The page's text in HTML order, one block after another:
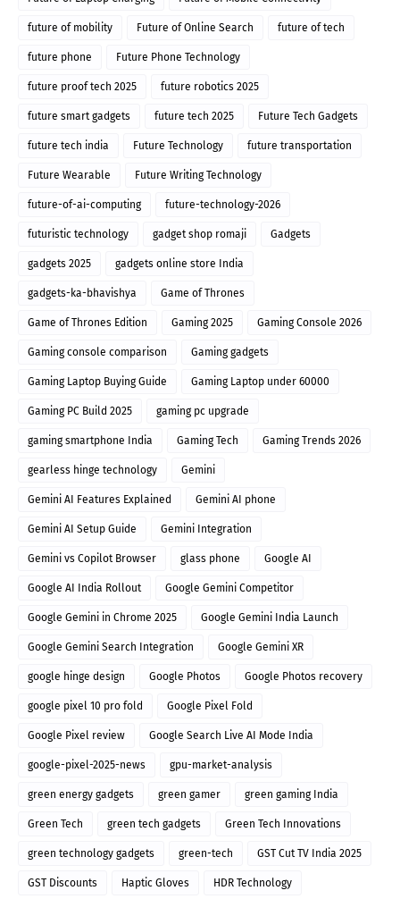
future of mobility Future of Online Search future of tech
future phone Future Phone Technology
future proof tech 2025 future robotics 2025
future smart gadgets future tech 2025 Future Tech Gadgets
future tech india Future Technology future transportation
Future Wearable Future Writing Technology
future-of-ai-computing future-technology-2026
futuristic technology gadget shop romaji Gadgets
gadgets 2025 gadgets online store India
gadgets-ka-bhavishya Game of Thrones
Game of Thrones Edition Gaming 2025 Gaming Console 2026
Gaming console comparison Gaming gadgets
Gaming Laptop Buying Guide Gaming Laptop under 60000
Gaming PC Build 2025 gaming pc upgrade
gaming smartphone India Gaming Tech Gaming Trends 2026
gearless hinge technology Gemini
Gemini AI Features Explained Gemini AI phone
Gemini AI Setup Guide Gemini Integration
Gemini vs Copilot Browser glass phone Google AI
Google AI India Rollout Google Gemini Competitor
Google Gemini in Chrome 2025 Google Gemini India Launch
Google Gemini Search Integration Google Gemini XR
google hinge design Google Photos Google Photos recovery
google pixel 10 pro fold Google Pixel Fold
Google Pixel review Google Search Live AI Mode India
google-pixel-2025-news gpu-market-analysis
green energy gadgets green gamer green gaming India
Green Tech green tech gadgets Green Tech Innovations
green technology gadgets green-tech GST Cut TV India 2025
GST Discounts Haptic Gloves HDR Technology